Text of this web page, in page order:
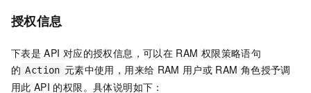
授权信息
下表是 API 对应的授权信息，可以在 RAM 权限策略语句
的 Action 元素中使用，用来给 RAM 用户或 RAM 角色授予调
用此 API 的权限。具体说明如下：